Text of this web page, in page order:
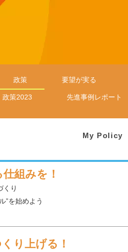
政策 要望が実る
政策2023 先進事例レポート
My Policy
組みを！
くり
”を始めよう
り上げる！